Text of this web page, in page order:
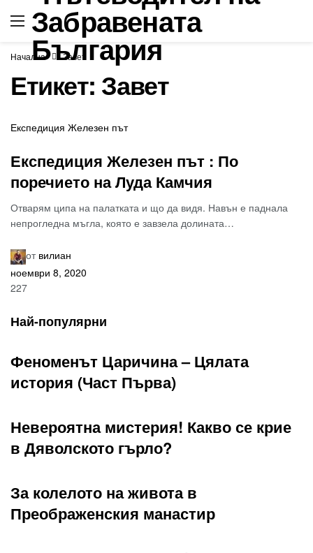
Начална Завет
Етикет: Завет
Експедиция Железен път
Експедиция Железен път : По
поречието на Луда Камчия
Отварям ципа на палатката и що да видя. Навън е паднала
непрогледна мъгла, която е завзела долината…
от вилиан
ноември 8, 2020
227
Най-популярни
Феноменът Царичина – Цялата
история (Част Първа)
Невероятна мистерия! Какво се крие
в Дяволското гърло?
За колелото на живота в
Преображенския манастир